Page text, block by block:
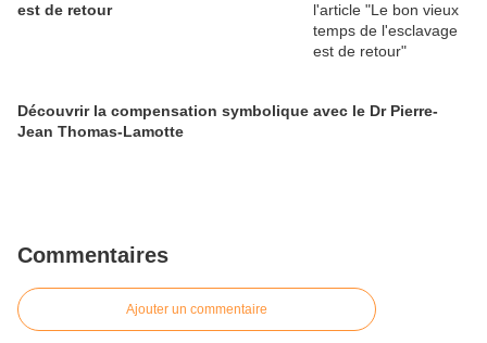
est de retour
Découvrir la compensation symbolique avec le Dr Pierre-
Jean Thomas-Lamotte
Commentaires
Ajouter un commentaire